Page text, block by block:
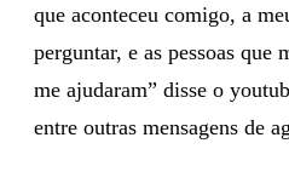
que aconteceu comigo, a
perguntar, e as pessoas que
me ajudaram” disse o
entre outras mensagens de